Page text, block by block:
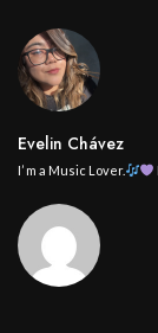
Evelin Chávez
I’ m a Music Lover.